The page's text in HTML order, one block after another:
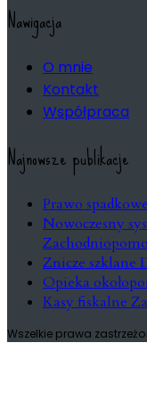
Nawigacja
O mnie
Kontakt
Współpraca
Najnowsze publikacje
Prawo
Nowoczesny
Znicze szklane
Opieka
Kasy fiskalne
Wszelkie prawa